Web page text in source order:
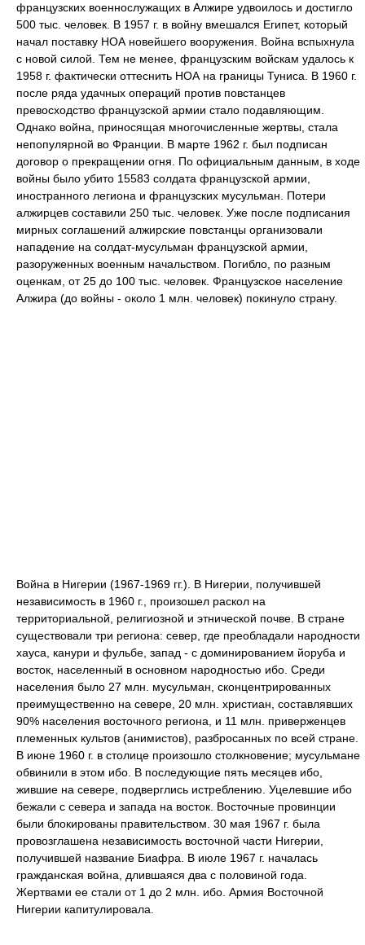
французских военнослужащих в Алжире удвоилось и достигло
500 тыс. человек. В 1957 г. в войну вмешался Египет, который
начал поставку НОА новейшего вооружения. Война вспыхнула
с новой силой. Тем не менее, французским войскам удалось к
1958 г. фактически оттеснить НОА на границы Туниса. В 1960 г.
после ряда удачных операций против повстанцев
превосходство французской армии стало подавляющим.
Однако война, приносящая многочисленные жертвы, стала
непопулярной во Франции. В марте 1962 г. был подписан
договор о прекращении огня. По официальным данным, в ходе
войны было убито 15583 солдата французской армии,
иностранного легиона и французских мусульман. Потери
алжирцев составили 250 тыс. человек. Уже после подписания
мирных соглашений алжирские повстанцы организовали
нападение на солдат-мусульман французской армии,
разоруженных военным начальством. Погибло, по разным
оценкам, от 25 до 100 тыс. человек. Французское население
Алжира (до войны - около 1 млн. человек) покинуло страну.
Война в Нигерии (1967-1969 гг.). В Нигерии, получившей
независимость в 1960 г., произошел раскол на
территориальной, религиозной и этнической почве. В стране
существовали три региона: север, где преобладали народности
хауса, канури и фульбе, запад - с доминированием йоруба и
восток, населенный в основном народностью ибо. Среди
населения было 27 млн. мусульман, сконцентрированных
преимущественно на севере, 20 млн. христиан, составлявших
90% населения восточного региона, и 11 млн. приверженцев
племенных культов (анимистов), разбросанных по всей стране.
В июне 1960 г. в столице произошло столкновение; мусульмане
обвинили в этом ибо. В последующие пять месяцев ибо,
жившие на севере, подверглись истреблению. Уцелевшие ибо
бежали с севера и запада на восток. Восточные провинции
были блокированы правительством. 30 мая 1967 г. была
провозглашена независимость восточной части Нигерии,
получившей название Биафра. В июле 1967 г. началась
гражданская война, длившаяся два с половиной года.
Жертвами ее стали от 1 до 2 млн. ибо. Армия Восточной
Нигерии капитулировала.